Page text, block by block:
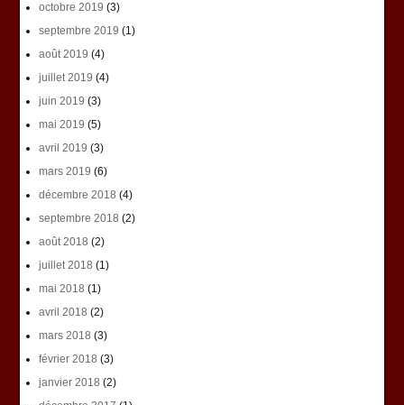
octobre 2019 (3)
septembre 2019 (1)
août 2019 (4)
juillet 2019 (4)
juin 2019 (3)
mai 2019 (5)
avril 2019 (3)
mars 2019 (6)
décembre 2018 (4)
septembre 2018 (2)
août 2018 (2)
juillet 2018 (1)
mai 2018 (1)
avril 2018 (2)
mars 2018 (3)
février 2018 (3)
janvier 2018 (2)